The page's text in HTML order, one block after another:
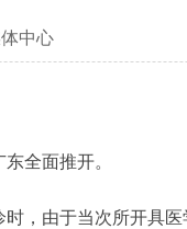
中心
全面推开。
由于当次所开具